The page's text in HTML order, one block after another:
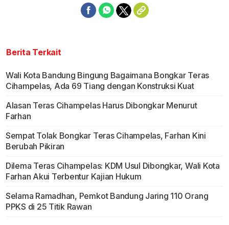
Berita Terkait
Wali Kota Bandung Bingung Bagaimana Bongkar Teras
Cihampelas, Ada 69 Tiang dengan Konstruksi Kuat
Alasan Teras Cihampelas Harus Dibongkar Menurut
Farhan
Sempat Tolak Bongkar Teras Cihampelas, Farhan Kini
Berubah Pikiran
Dilema Teras Cihampelas: KDM Usul Dibongkar, Wali Kota
Farhan Akui Terbentur Kajian Hukum
Selama Ramadhan, Pemkot Bandung Jaring 110 Orang
PPKS di 25 Titik Rawan